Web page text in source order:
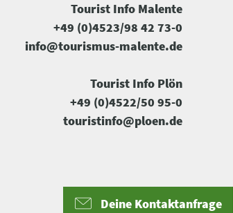
Tourist Info Malente
+49 (0)4523/98 42 73-0
info@tourismus-malente.de
Tourist Info Plön
+49 (0)4522/50 95-0
touristinfo@ploen.de
Deine Kontaktanfrage